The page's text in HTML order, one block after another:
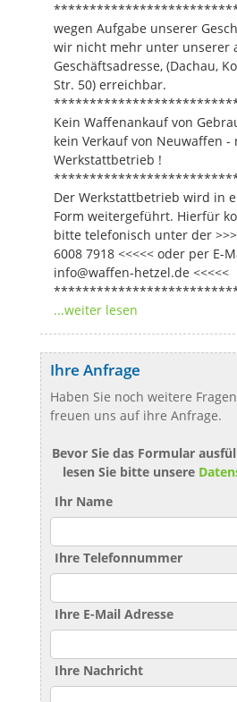
wegen Aufgabe unserer
wir nicht mehr unter unserer
Geschäftsadresse, (Dachau,
Str. 50) erreichbar.
Kein Waffenankauf von
kein Verkauf von Neuwaffen -
Werkstattbetrieb !
Der Werkstattbetrieb wird in
Form weitergeführt. Hierfür
bitte telefonisch unter der
6008 7918 <<<<< oder per E-
info@waffen-hetzel.de <<<<<
...weiter lesen
Ihre Anfrage
Haben Sie noch weitere
freuen uns auf ihre Anfrage.
Bevor Sie das Formular
lesen Sie bitte unsere
Ihr Name
Ihre Telefonnummer
Ihre E-Mail Adresse
Ihre Nachricht